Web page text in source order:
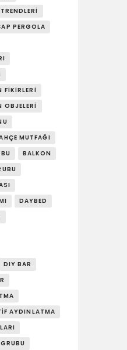
PERGOLA
FIKIRLERI
OBJELERI
MUTFAĞI
BALKON
DAYBED
DIY BAR
AYDINLATMA